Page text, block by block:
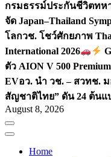
กรมธรรม์ประกันชีวิตทห
จัด Japan–Thailand
โลกวช. โชว์ศักยภาพ
International 2026
ตัว AION V 500
EVอว. นำ วช. – สวทช.
สัญชาติไทย” ดัน 24 ต้นแ
August 8, 2026
Home